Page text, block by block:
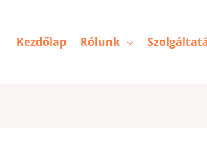
Kezdőlap Rólunk